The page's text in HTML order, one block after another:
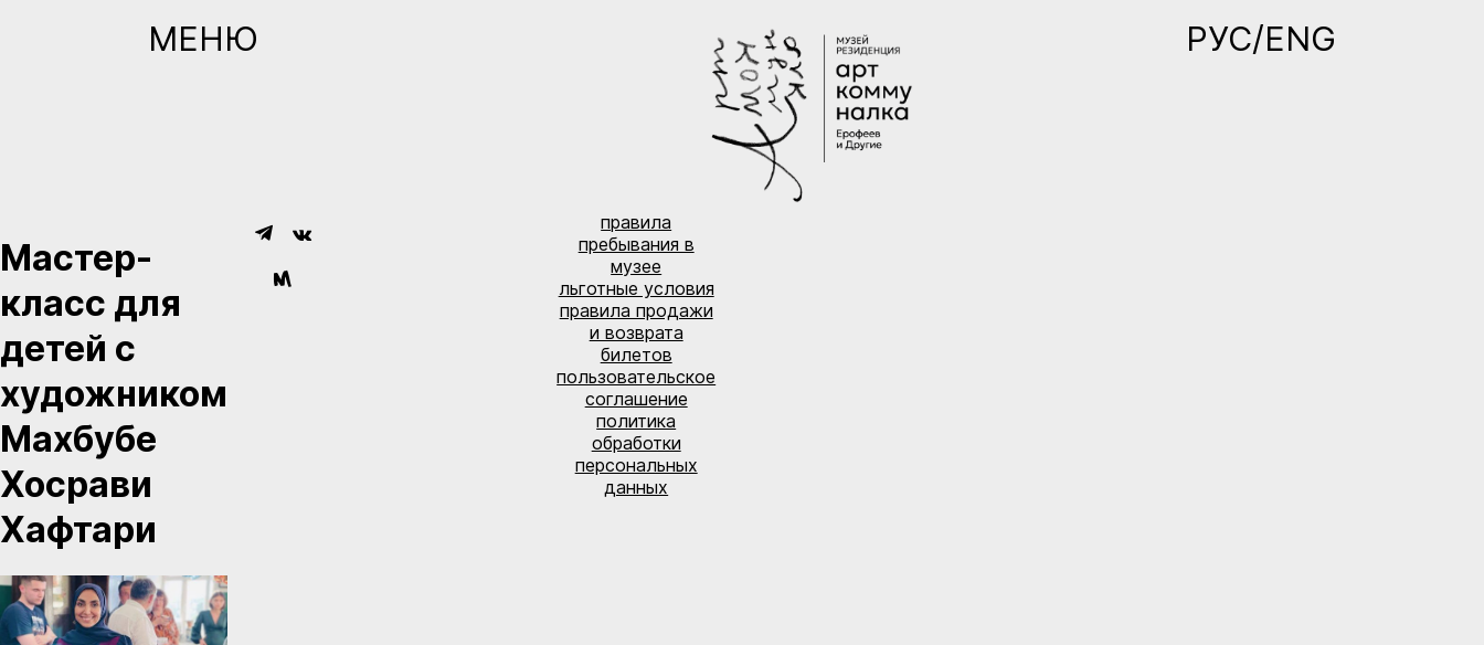
МЕНЮ РУС/ENG
Мастер-
класс для
детей с
художником
Махбубе
Хосрави
Хафтари
правила
пребывания в
музее
льготные условия
правила продажи
и возврата
билетов
пользовательское
соглашение
политика
обработки
персональных
данных